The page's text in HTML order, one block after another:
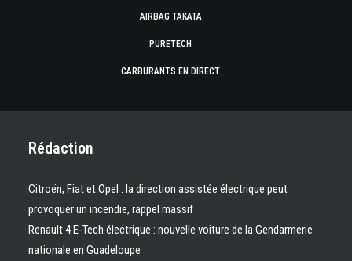
AIRBAG TAKATA
PURETECH
CARBURANTS EN DIRECT
Rédaction
Citroën, Fiat et Opel : la direction assistée électrique peut
provoquer un incendie, rappel massif
Renault 4 E-Tech électrique : nouvelle voiture de la Gendarmerie
nationale en Guadeloupe